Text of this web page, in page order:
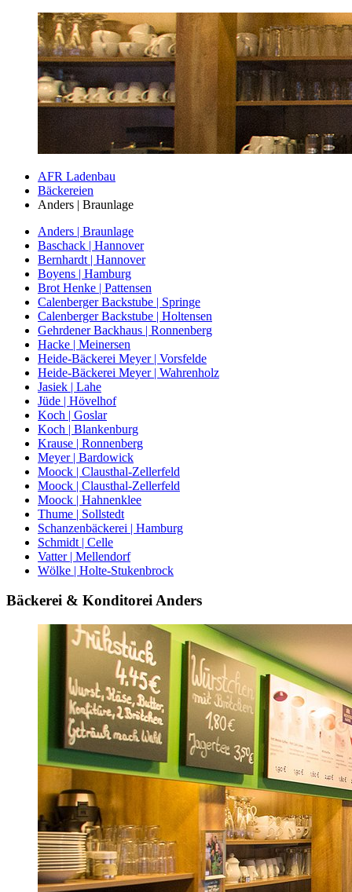
AFR Ladenbau
Bäckereien
Anders | Braunlage
Anders | Braunlage
Baschack | Hannover
Bernhardt | Hannover
Boyens | Hamburg
Brot Henke | Pattensen
Calenberger Backstube | Springe
Calenberger Backstube | Holtensen
Gehrdener Backhaus | Ronnenberg
Hacke | Meinersen
Heide-Bäckerei Meyer | Vorsfelde
Heide-Bäckerei Meyer | Wahrenholz
Jasiek | Lahe
Jüde | Hövelhof
Koch | Goslar
Koch | Blankenburg
Krause | Ronnenberg
Meyer | Bardowick
Moock | Clausthal-Zellerfeld
Moock | Clausthal-Zellerfeld
Moock | Hahnenklee
Thume | Sollstedt
Schanzenbäckerei | Hamburg
Schmidt | Celle
Vatter | Mellendorf
Wölke | Holte-Stukenbrock
Bäckerei & Konditorei Anders